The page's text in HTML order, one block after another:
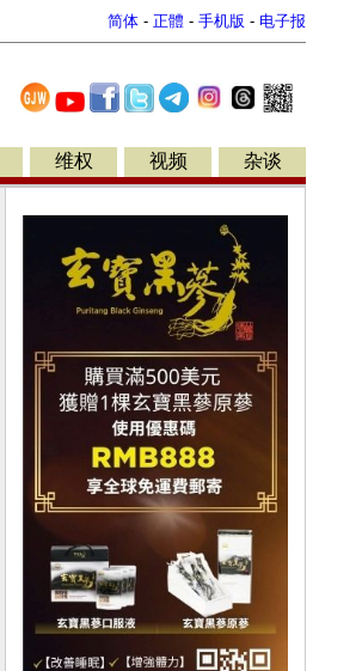
简体 - 正體 - 手机版 - 电子报
维权 视频 杂谈